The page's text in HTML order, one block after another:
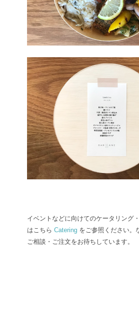
イベントなどに向けてのケータリング
はこちら Catering をご参照ください。
ご相談・ご注文をお待ちしています。